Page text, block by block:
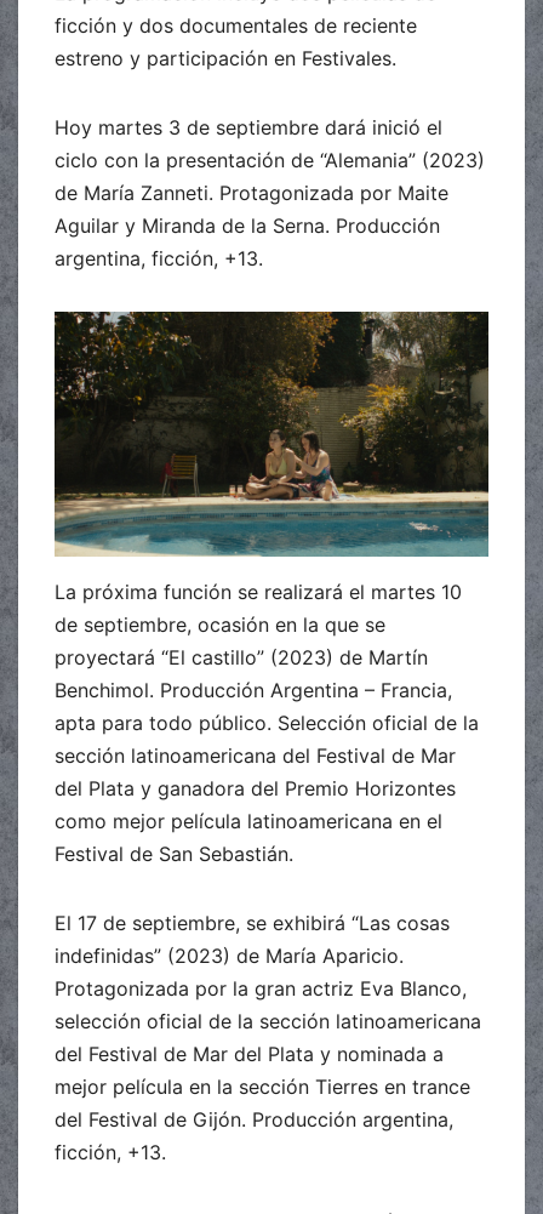
ficción y dos documentales de reciente
estreno y participación en Festivales.
Hoy martes 3 de septiembre dará inició el
ciclo con la presentación de “Alemania” (2023)
de María Zanneti. Protagonizada por Maite
Aguilar y Miranda de la Serna. Producción
argentina, ficción, +13.
La próxima función se realizará el martes 10
de septiembre, ocasión en la que se
proyectará “El castillo” (2023) de Martín
Benchimol. Producción Argentina – Francia,
apta para todo público. Selección oficial de la
sección latinoamericana del Festival de Mar
del Plata y ganadora del Premio Horizontes
como mejor película latinoamericana en el
Festival de San Sebastián.
El 17 de septiembre, se exhibirá “Las cosas
indefinidas” (2023) de María Aparicio.
Protagonizada por la gran actriz Eva Blanco,
selección oficial de la sección latinoamericana
del Festival de Mar del Plata y nominada a
mejor película en la sección Tierres en trance
del Festival de Gijón. Producción argentina,
ficción, +13.